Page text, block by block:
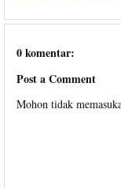
0 komentar:
Post a Comment
Mohon tidak